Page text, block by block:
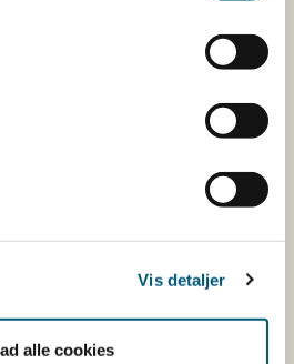
Vis detaljer
alle cookies
læse mere om kosttilskud
på den
produktet. Hvis du